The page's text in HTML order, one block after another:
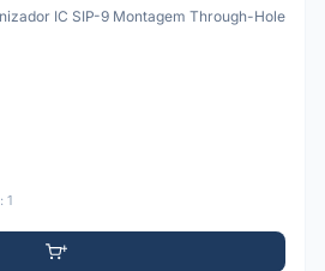
IC SIP-9 Montagem Through-Hole
1